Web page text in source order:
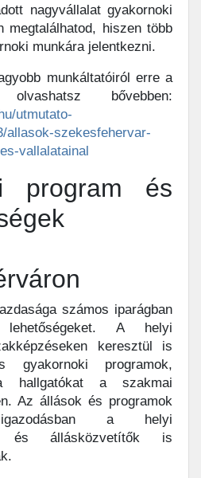
nagyvállalat gyakornoki
megtalálhatod, hiszen több
munkára jelentkezni.
munkáltatóiról erre a
bővebben:
utmutato-
allasok-szekesfehervar-
vallalatainal
program és
számos iparágban
A helyi
keresztül is
gyakornoki programok,
hallgatókat a szakmai
Az állások és programok
a helyi
és állásközvetítők is